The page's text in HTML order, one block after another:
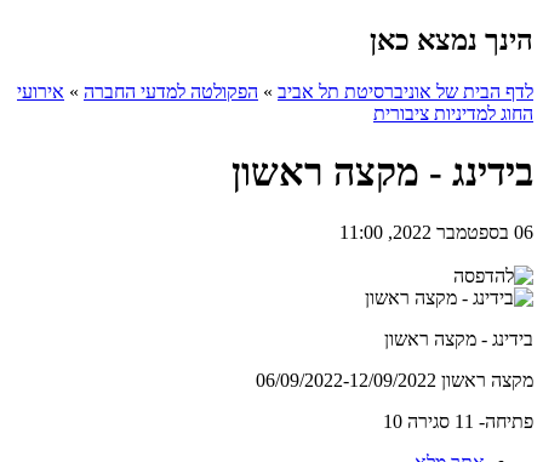
הינך נמצא כאן
לדף הבית של אוניברסיטת תל אביב » הפקולטה למדעי החברה » אירועי
החוג למדיניות ציבורית
בידינג - מקצה ראשון
06 בספטמבר 2022, 11:00
בידינג - מקצה ראשון
מקצה ראשון 06/09/2022-12/09/2022
פתיחה- 11 סגירה 10